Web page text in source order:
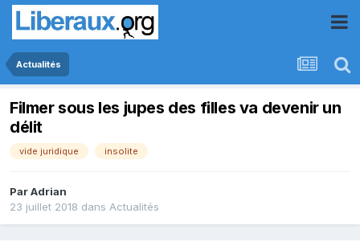
Actualités
Filmer sous les jupes des filles va devenir un
délit
vide juridique insolite
ParAdrian
23 juillet 2018 dans Actualités